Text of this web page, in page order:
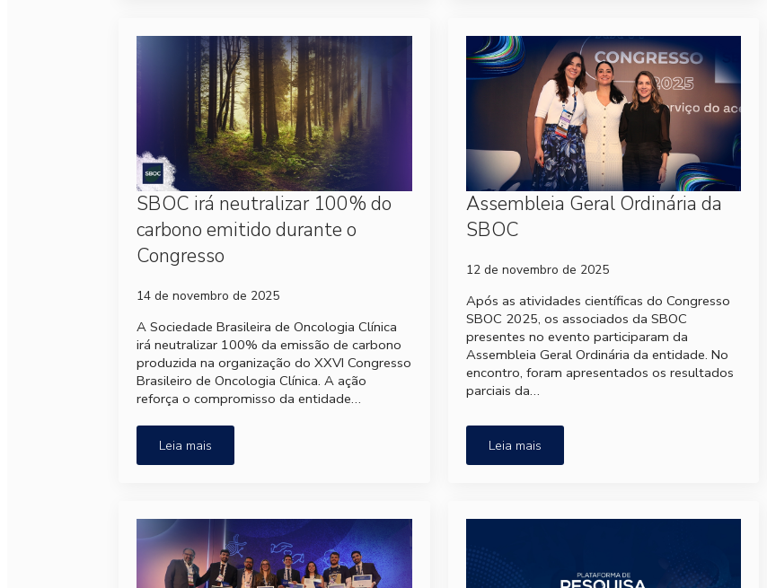
SBOC irá neutralizar 100% do
carbono emitido durante o
Congresso
14 de novembro de 2025
A Sociedade Brasileira de Oncologia Clínica
irá neutralizar 100% da emissão de carbono
produzida na organização do XXVI Congresso
Brasileiro de Oncologia Clínica. A ação
reforça o compromisso da entidade…
Leia mais
Assembleia Geral Ordinária da
SBOC
12 de novembro de 2025
Após as atividades científicas do Congresso
SBOC 2025, os associados da SBOC
presentes no evento participaram da
Assembleia Geral Ordinária da entidade. No
encontro, foram apresentados os resultados
parciais da…
Leia mais